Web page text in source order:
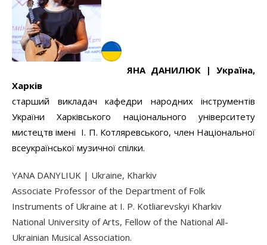
ЯНА ДАНИЛЮК | Україна,
Харків
старший викладач кафедри народних інструментів
України Харківського національного університету
мистецтв імені І. П. Котляревського, член Національної
всеукраїнської музичної спілки.
YANA DANYLIUK | Ukraine, Kharkiv
Associate Professor of the Department of Folk
Instruments of Ukraine at I. P. Kotliarevskyi Kharkiv
National University of Arts, Fellow of the National All-
Ukrainian Musical Association.